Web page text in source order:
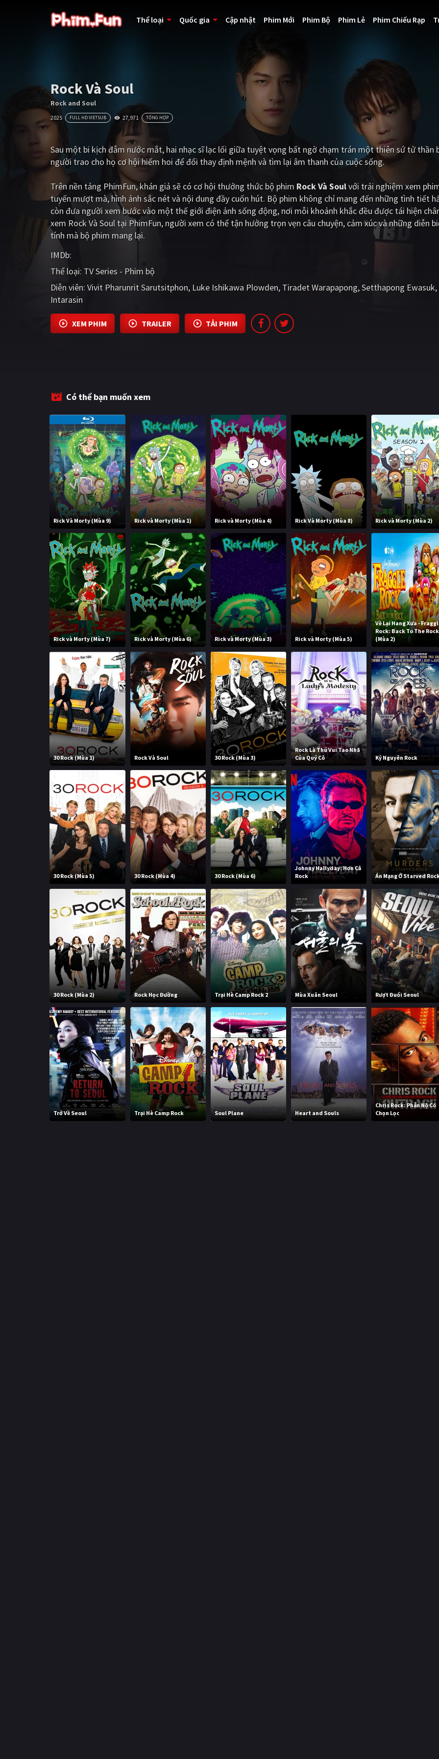
Thể loại Quốc gia Cập nhật Phim Mới Phim Bộ Phim Lẻ Phim Chiếu Rạp
Rock Và Soul
Rock and Soul
2025 FULL HD VIETSUB 27,971 TỔNG HỢP
Sau một bi kịch đẫm nước mắt, hai nhạc sĩ lạc lối giữa tuyệt vọng bất ngờ chạm trán một thiên sứ tử thần
người trao cho họ cơ hội hiếm hoi để đổi thay định mệnh và tìm lại âm thanh của cuộc sống.
Trên nền tảng PhimFun, khán giả sẽ có cơ hội thưởng thức bộ phim Rock Và Soulvới trải nghiệm xem
tuyến mượt mà, hình ảnh sắc nét và nội dung đầy cuốn hút. Bộ phim không chỉ mang đến những tình tiết
còn đưa người xem bước vào một thế giới điện ảnh sống động, nơi mỗi khoảnh khắc đều được tái hiện
xem Rock Và Soul tại PhimFun, người xem có thể tận hưởng trọn vẹn câu chuyện, cảm xúc và những diễn
tính mà bộ phim mang lại.
IMDb:
Thể loại: TV Series - Phim bộ
Diễn viên: Vivit Pharunrit Sarutsitphon Luke Ishikawa Plowden Tiradet Warapapong Setthapong Ewasuk
Intarasin
XEM PHIM TRAILER TẢI PHIM
Có thể bạn muốn xem
Rick Và Morty (Mùa 9) Rick và Morty (Mùa 1) Rick và Morty (Mùa 4) Rick Và Morty (Mùa 8) Rick và Morty (Mùa 2)
Rick và Morty (Mùa 7) Rick và Morty (Mùa 6) Rick và Morty (Mùa 3) Rick và Morty (Mùa 5)
Về Lại Hang Xưa -
Rock: Back To The Rock
(Mùa 2)
30 Rock (Mùa 1) Rock Và Soul 30 Rock (Mùa 3)
Rock Là Thú Vui Tao Nhã
Của Quý Cô
Kỷ Nguyên Rock
30 Rock (Mùa 5) 30 Rock (Mùa 4) 30 Rock (Mùa 6)
Johnny Hallyday: Hơn Cả
Rock
Án Mạng Ở Starved
30 Rock (Mùa 2) Rock Học Đường Trại Hè Camp Rock 2 Mùa Xuân Seoul Rượt Đuổi Seoul
Trở Về Seoul Trại Hè Camp Rock Soul Plane Heart and Souls
Chris Rock: Phẫn Nộ Có
Chọn Lọc